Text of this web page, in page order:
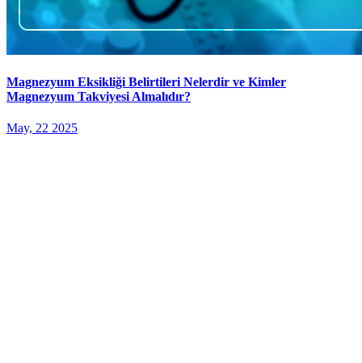
Magnezyum Eksikliği Belirtileri Nelerdir ve Kimler
Magnezyum Takviyesi Almalıdır?
May, 22 2025